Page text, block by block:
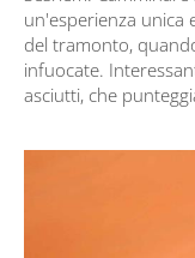
un'esperienza unica
del tramonto,
infuocate.
asciutti, che